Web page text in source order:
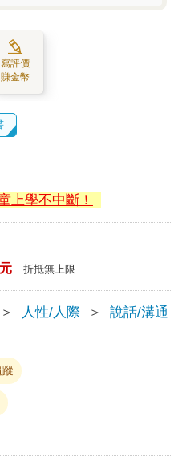
寫評價
賺金幣
上學不中斷！
折抵無上限
＞ 人性/人際 ＞ 說話/溝通